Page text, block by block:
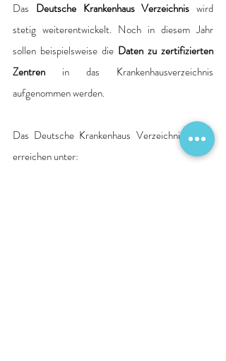
Das Deutsche Krankenhaus Verzeichnis wird
stetig weiterentwickelt. Noch in diesem Jahr
sollen beispielsweise die Daten zu zertifizierten
Zentren in das Krankenhausverzeichnis
aufgenommen werden.
Das Deutsche Krankenhaus Verzeichnis ist zu
erreichen unter: